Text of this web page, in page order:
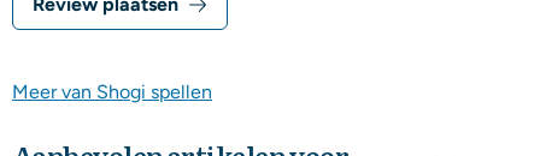
Review plaatsen
Meer van Shogi spellen